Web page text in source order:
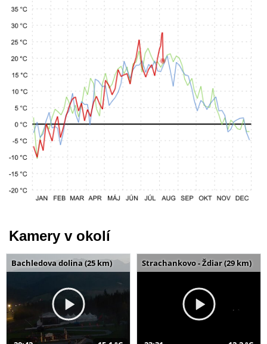
Kamery v okolí
Bachledova dolina (25 km) Strachankovo - Ždiar (29 km)